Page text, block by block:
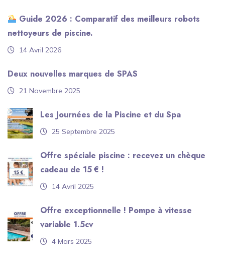
Guide 2026 : Comparatif des meilleurs robots
nettoyeurs de piscine.
14 Avril 2026
Deux nouvelles marques de SPAS
21 Novembre 2025
Les Journées de la Piscine et du Spa
25 Septembre 2025
Offre spéciale piscine : recevez un chèque
cadeau de 15 € !
14 Avril 2025
Offre exceptionnelle ! Pompe à vitesse
variable 1.5cv
4 Mars 2025